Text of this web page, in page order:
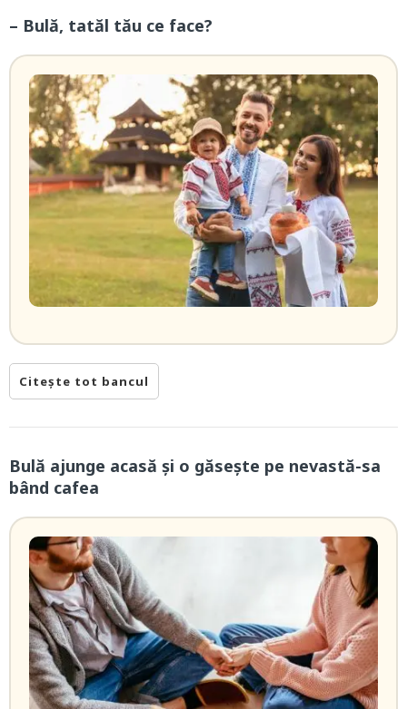
– Bulă, tatăl tău ce face?
Citește tot bancul
Bulă ajunge acasă și o găsește pe nevastă-sa
bând cafea